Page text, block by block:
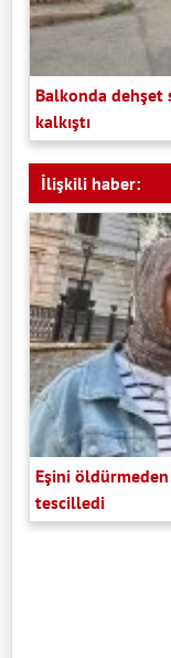
Balkonda dehşet
kalkıştı
İlişkili haber:
Eşini
tescilledi